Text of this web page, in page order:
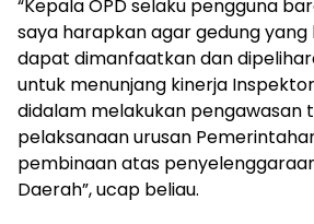
“Kepala OPD selaku pengguna
saya harapkan agar gedung yang
dapat dimanfaatkan dan
untuk menunjang kinerja
didalam melakukan pengawasan
pelaksanaan urusan
pembinaan atas
Daerah”, ucap beliau.